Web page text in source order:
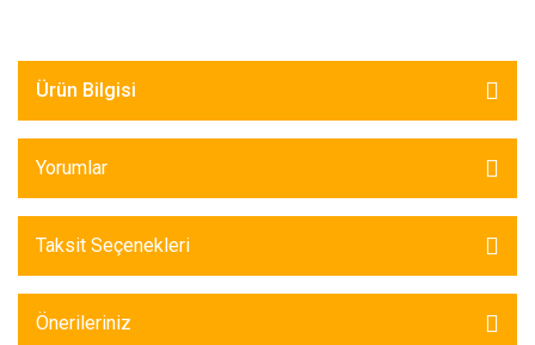
Ürün Bilgisi
Yorumlar
Taksit Seçenekleri
Önerileriniz